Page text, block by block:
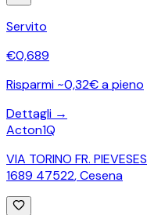
Servito
€0,689
Risparmi ~0,32€ a pieno
Dettagli →
Acton1Q
VIA TORINO FR.
1689 47522,Cesena